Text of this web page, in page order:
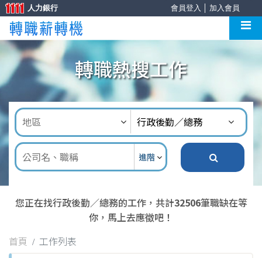
會員登入 加入會員
人力銀行
轉職熱搜工作
進階
您正在找行政後勤／總務的工作，共計32506筆職缺在等
你，馬上去應徵吧！
首頁
工作列表